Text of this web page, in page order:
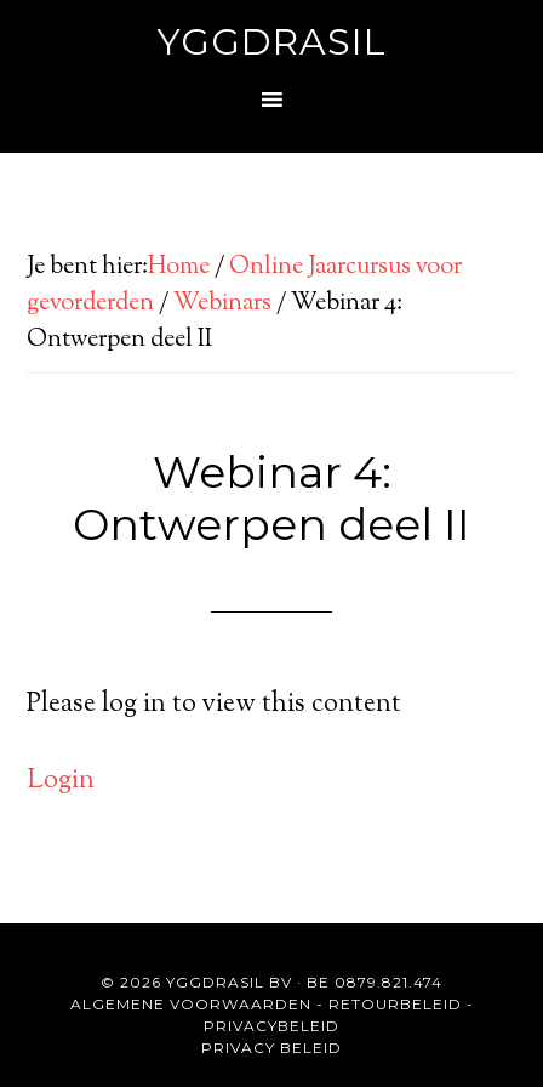
YGGDRASIL
Je bent hier:Home/Online Jaarcursus voor
gevorderden/Webinars/Webinar 4:
Ontwerpen deel II
Webinar 4:
Ontwerpen deel II
Please log in to view this content
Login
© 2026 YGGDRASIL BV · BE 0879.821.474
ALGEMENE VOORWAARDEN - RETOURBELEID -
PRIVACYBELEID
PRIVACY BELEID